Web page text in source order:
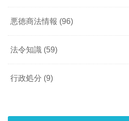
悪徳商法情報 (96)
法令知識 (59)
行政処分 (9)